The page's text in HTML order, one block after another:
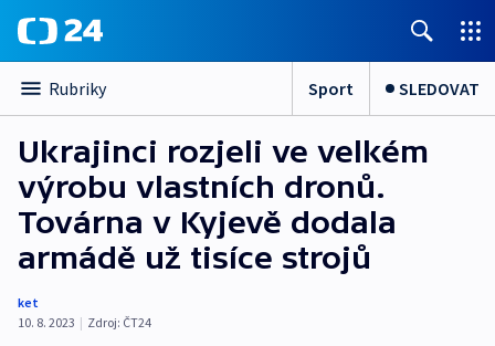
Rubriky Sport SLEDOVAT
Ukrajinci rozjeli ve velkém
výrobu vlastních dronů.
Továrna v Kyjevě dodala
armádě už tisíce strojů
ket
10. 8. 2023 | Zdroj: ČT24